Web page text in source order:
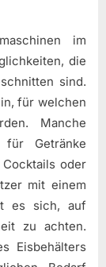
im
die
sind.
für welchen
Manche
Getränke
oder
mit einem
es sich, auf
zu achten.
Eisbehälters